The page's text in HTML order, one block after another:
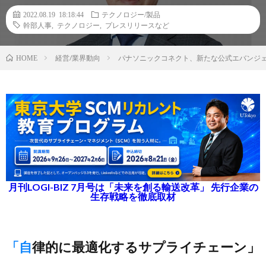
2022.08.19 18:18:44
テクノロジー/製品
幹部人事
テクノロジー プレスリリースなど
HOME 経営/業界動向 パナソニックコネクト、新たな公式エバンジ
月刊LOGI-BIZ 7月号は「未来を創る輸送改革」 先行企業の
生存戦略を徹底取材
「自律的に最適化するサプライチェーン」